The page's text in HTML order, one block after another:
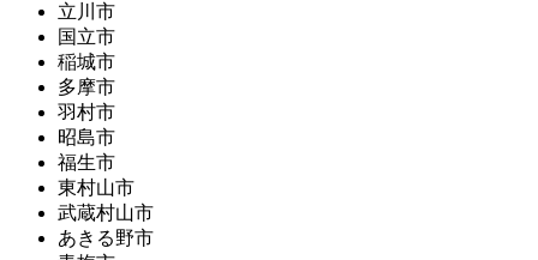
立川市
国立市
稲城市
多摩市
羽村市
昭島市
福生市
東村山市
武蔵村山市
あきる野市